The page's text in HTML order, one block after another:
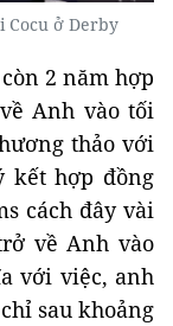
Cocu ở Derby
2 năm hợp
Anh vào tối
thảo với
kết hợp đồng
cách đây vài
về Anh vào
với việc, anh
sau khoảng